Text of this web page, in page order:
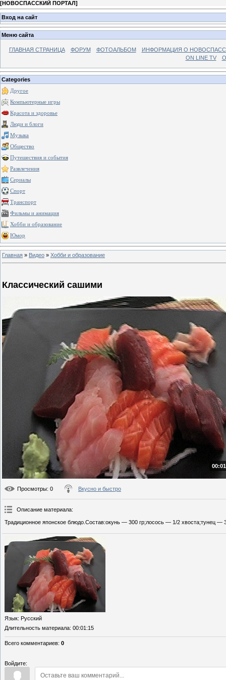
[НОВОСПАССКИЙ ПОРТАЛ]
Вход на сайт
Меню сайта
ГЛАВНАЯ СТРАНИЦА ФОРУМ ФОТОАЛЬБОМ
ИНФОРМАЦИЯ О
ON LINE TV
Categories
Другое
Компьютерные игры
Красота и здоровье
Люди и блоги
Музыка
Общество
Путешествия и события
Развлечения
Сериалы
Спорт
Транспорт
Фильмы и анимация
Хобби и образование
Юмор
Главная » Видео » Хобби и образование
Классический сашими
Просмотры: 0 Вкусно и быстро
Описание материала:
Традиционное японское блюдо.Состав:окунь — 300 гр;лосось — 1/2 хвоста;тунец
Язык: Русский
Длительность материала: 00:01:15
Всего комментариев: 0
Войдите: